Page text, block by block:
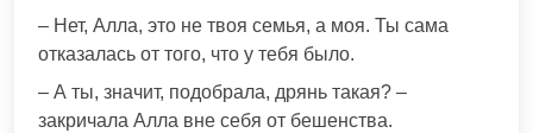
– Нет, Алла, это не твоя семья, а моя. Ты сама
отказалась от того, что у тебя было.
– А ты, значит, подобрала, дрянь такая? –
закричала Алла вне себя от бешенства.